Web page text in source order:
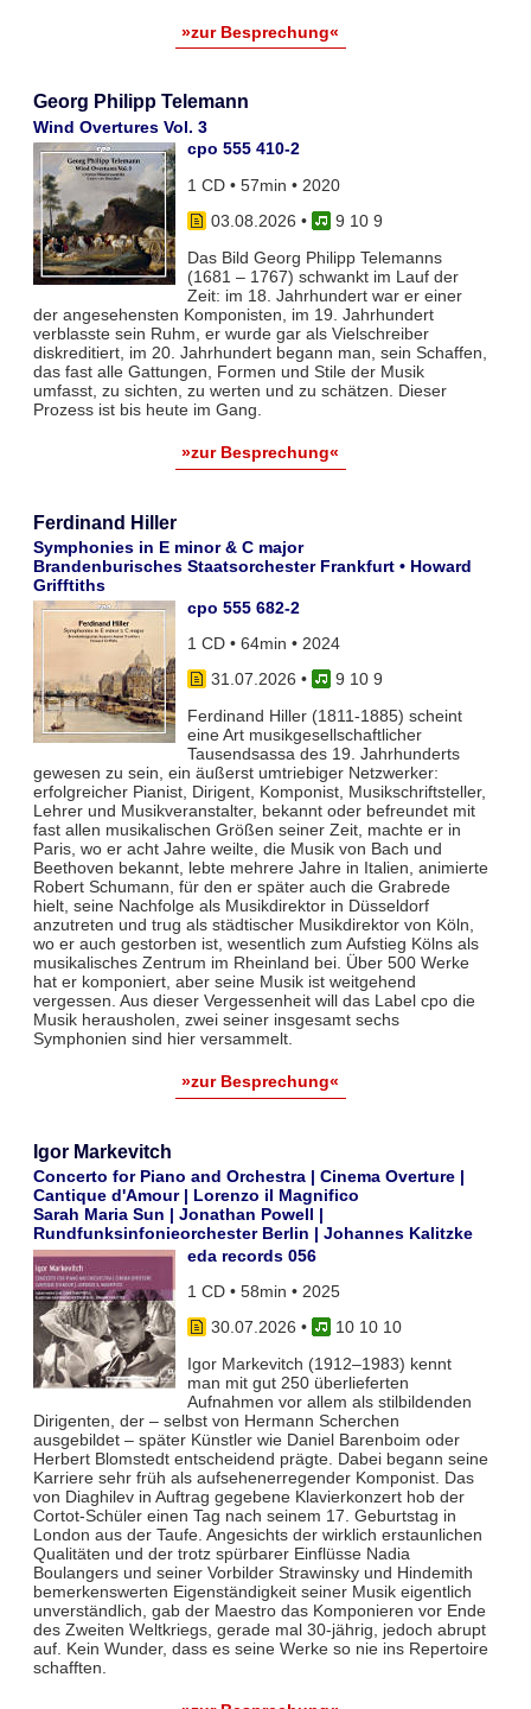
»zur Besprechung«
Georg Philipp Telemann
Wind Overtures Vol. 3
cpo 555 410-2
1 CD • 57min • 2020
03.08.2026 •
9 10 9
Das Bild Georg Philipp Telemanns
(1681 – 1767) schwankt im Lauf der
Zeit: im 18. Jahrhundert war er einer
der angesehensten Komponisten, im 19. Jahrhundert
verblasste sein Ruhm, er wurde gar als Vielschreiber
diskreditiert, im 20. Jahrhundert begann man, sein Schaffen,
das fast alle Gattungen, Formen und Stile der Musik
umfasst, zu sichten, zu werten und zu schätzen. Dieser
Prozess ist bis heute im Gang.
»zur Besprechung«
Ferdinand Hiller
Symphonies in E minor & C major
Brandenburisches Staatsorchester Frankfurt • Howard
Grifftiths
cpo 555 682-2
1 CD • 64min • 2024
31.07.2026 •
9 10 9
Ferdinand Hiller (1811-1885) scheint
eine Art musikgesellschaftlicher
Tausendsassa des 19. Jahrhunderts
gewesen zu sein, ein äußerst umtriebiger Netzwerker:
erfolgreicher Pianist, Dirigent, Komponist, Musikschriftsteller,
Lehrer und Musikveranstalter, bekannt oder befreundet mit
fast allen musikalischen Größen seiner Zeit, machte er in
Paris, wo er acht Jahre weilte, die Musik von Bach und
Beethoven bekannt, lebte mehrere Jahre in Italien, animierte
Robert Schumann, für den er später auch die Grabrede
hielt, seine Nachfolge als Musikdirektor in Düsseldorf
anzutreten und trug als städtischer Musikdirektor von Köln,
wo er auch gestorben ist, wesentlich zum Aufstieg Kölns als
musikalisches Zentrum im Rheinland bei. Über 500 Werke
hat er komponiert, aber seine Musik ist weitgehend
vergessen. Aus dieser Vergessenheit will das Label cpo die
Musik herausholen, zwei seiner insgesamt sechs
Symphonien sind hier versammelt.
»zur Besprechung«
Igor Markevitch
Concerto for Piano and Orchestra | Cinema Overture |
Cantique d'Amour | Lorenzo il Magnifico
Sarah Maria Sun | Jonathan Powell |
Rundfunksinfonieorchester Berlin | Johannes Kalitzke
eda records 056
1 CD • 58min • 2025
30.07.2026 •
10 10 10
Igor Markevitch (1912–1983) kennt
man mit gut 250 überlieferten
Aufnahmen vor allem als stilbildenden
Dirigenten, der – selbst von Hermann Scherchen
ausgebildet – später Künstler wie Daniel Barenboim oder
Herbert Blomstedt entscheidend prägte. Dabei begann seine
Karriere sehr früh als aufsehenerregender Komponist. Das
von Diaghilev in Auftrag gegebene Klavierkonzert hob der
Cortot-Schüler einen Tag nach seinem 17. Geburtstag in
London aus der Taufe. Angesichts der wirklich erstaunlichen
Qualitäten und der trotz spürbarer Einflüsse Nadia
Boulangers und seiner Vorbilder Strawinsky und Hindemith
bemerkenswerten Eigenständigkeit seiner Musik eigentlich
unverständlich, gab der Maestro das Komponieren vor Ende
des Zweiten Weltkriegs, gerade mal 30-jährig, jedoch abrupt
auf. Kein Wunder, dass es seine Werke so nie ins Repertoire
schafften.